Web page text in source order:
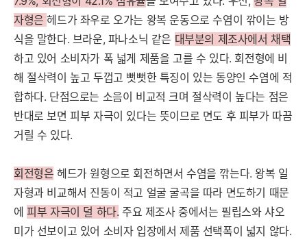
자형은헤드가 좌우로 오가는 왕복 운동으로 수염이 깎이는 방
식을 말한다. 브라운, 파나소닉 같은 대부분의 제조사에서 채택
하고 있어 소비자가 폭 넓게 제품을 고를 수 있다. 회전형에 비
해 절삭력이 높고 두껍고 뻣뻣한 특징이 있는 동양인 수염에 적
합하다. 단점으로는 소음이 비교적 크며 절삭력이 높다는 점은
반대로 보면 피부 자극이 있다는 뜻이므로 면도 후 피부가 따끔
거릴 수 있다.
회전형은 헤드가 원형으로 회전하면서 수염을 깎는다. 왕복 일
자형과 비교해서 진동이 적고 얼굴 굴곡을 따라 면도하기 때문
에피부 자극이 덜 하다. 주요 제조사 중에서는 필립스와 샤오
미가 선보이고 있어 소비자 입장에서 제품 선택폭이 넓지 않다.